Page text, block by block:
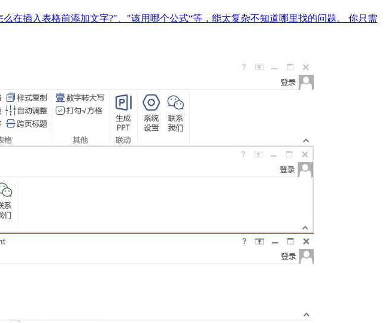
在插入表格前添加文字?"、"该用哪个公式“等，能太复杂不知道哪里找的问题。 你只需